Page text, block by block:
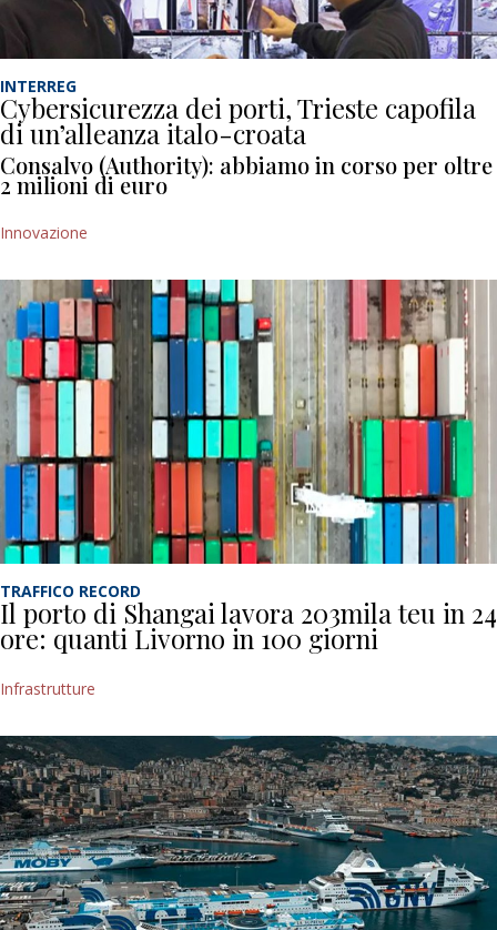
INTERREG
Cybersicurezza dei porti, Trieste capofila
di un’alleanza italo-croata
Consalvo (Authority): abbiamo in corso per oltre
2 milioni di euro
Innovazione
TRAFFICO RECORD
Il porto di Shangai lavora 203mila teu in 24
ore: quanti Livorno in 100 giorni
Infrastrutture